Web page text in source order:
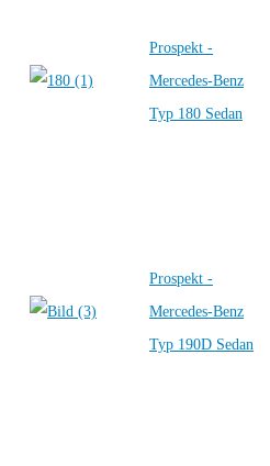
Prospekt -
Mercedes-Benz
Typ 180 Sedan
Prospekt -
Mercedes-Benz
Typ 190D Sedan